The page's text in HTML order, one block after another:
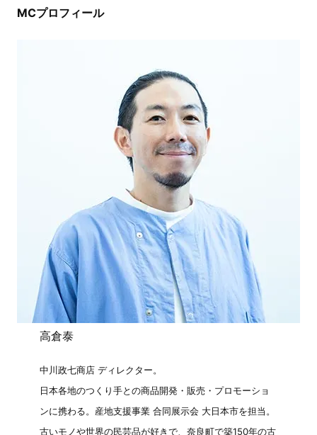
MCプロフィール
高倉泰
中川政七商店 ディレクター。
日本各地のつくり手との商品開発・販売・プロモーショ
ンに携わる。産地支援事業 合同展示会 大日本市を担当。
古いモノや世界の民芸品が好きで、奈良町で築150年の古